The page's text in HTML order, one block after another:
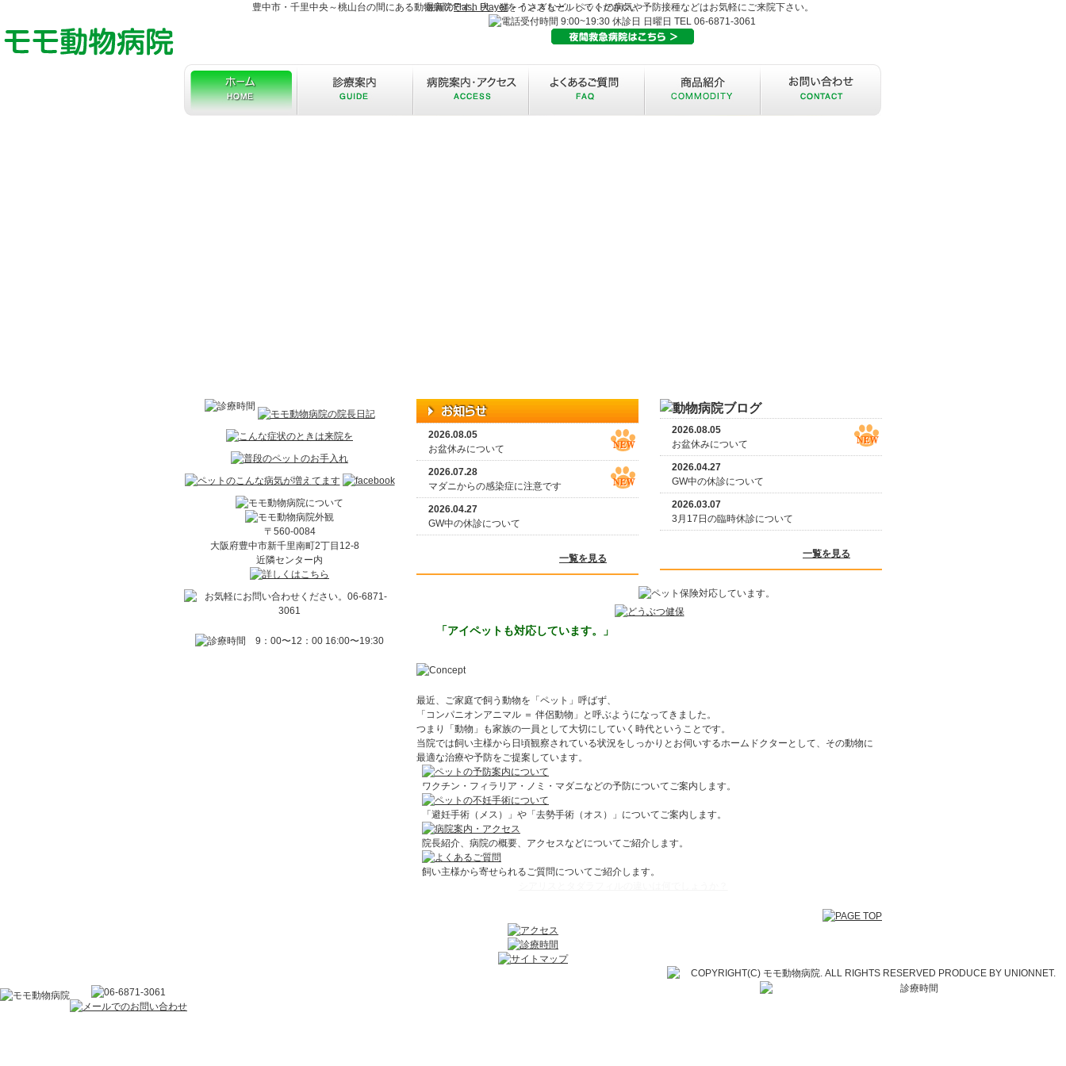
豊中市・千里中央～桃山台の間にある動物病院です。犬・猫・うさぎなど、ペットの病気や予防接種などはお気軽にご来院下さい。
2026.08.05
お盆休みについて
2026.07.28
マダニからの感染症に注意です
2026.04.27
GW中の休診について
一覧を見る
2026.08.05
お盆休みについて
2026.04.27
GW中の休診について
2026.03.07
3月17日の臨時休診について
一覧を見る
「アイペットも対応しています。」
最近、ご家庭で飼う動物を「ペット」呼ばず、
「コンパニオンアニマル ＝ 伴侶動物」と呼ぶようになってきました。
つまり「動物」も家族の一員として大切にしていく時代ということです。
当院では飼い主様から日頃観察されている状況をしっかりとお伺いするホームドクターとして、その動物に
最適な治療や予防をご提案しています。
ワクチン・フィラリア・ノミ・マダニなどの予防についてご案内します。
「避妊手術（メス）」や「去勢手術（オス）」についてご案内します。
院長紹介、病院の概要、アクセスなどについてご紹介します。
飼い主様から寄せられるご質問についてご紹介します。
〒560-0084
大阪府豊中市新千里南町2丁目12-8
近隣センター内
最新のFlash Playerをインストールしてください。